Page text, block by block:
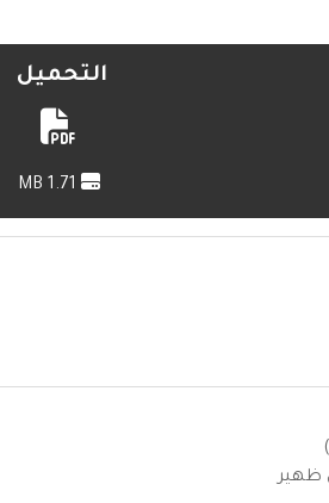
التحميل
ظهير